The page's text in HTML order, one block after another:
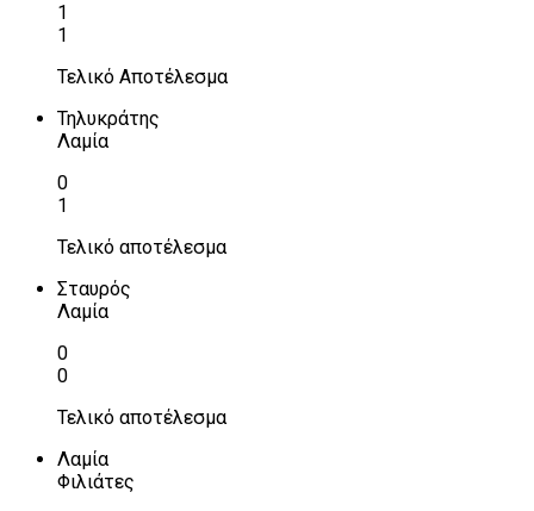
1
1
Τελικό Αποτέλεσμα
Τηλυκράτης
Λαμία
0
1
Τελικό αποτέλεσμα
Σταυρός
Λαμία
0
0
Τελικό αποτέλεσμα
Λαμία
Φιλιάτες